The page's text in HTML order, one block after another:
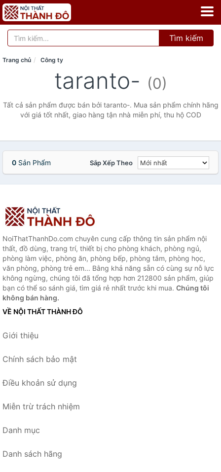
Tìm kiếm
Trang chủ Công ty
taranto- (0)
Tất cả sản phẩm được bán bởi taranto-. Mua sản phẩm chính hãng
với giá tốt nhất, giao hàng tận nhà miễn phí, thu hộ COD
0 Sản Phẩm Sắp Xếp Theo
NoiThatThanhDo.com chuyên cung cấp thông tin sản phẩm nội
thất, đồ dùng, trang trí, thiết bị cho phòng khách, phòng ngủ,
phòng làm việc, phòng ăn, phòng bếp, phòng tắm, phòng học,
văn phòng, phòng trẻ em... Bằng khả năng sẵn có cùng sự nỗ lực
không ngừng, chúng tôi đã tổng hợp hơn 212800 sản phẩm, giúp
bạn có thể so sánh giá, tìm giá rẻ nhất trước khi mua. Chúng tôi
không bán hàng.
VỀ NỘI THẤT THÀNH ĐÔ
Giới thiệu
Chính sách bảo mật
Điều khoản sử dụng
Miễn trừ trách nhiệm
Danh mục
Danh sách hãng